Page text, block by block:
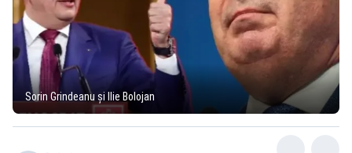
Sorin Grindeanu și Ilie Bolojan